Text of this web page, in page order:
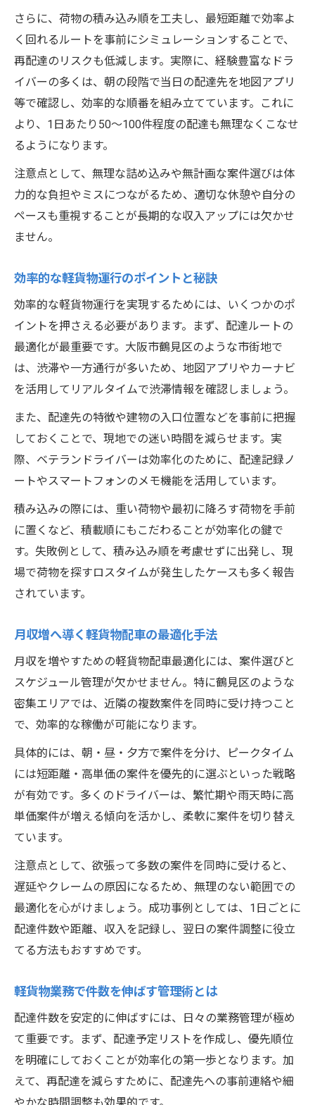
再配達削減に役立つ軽貨物ルート戦略
荷物の積み込み順が効率化へのカギに
軽貨物の積み込み工夫で作業時間を削減
効率的な軽貨物積み込み順の決め方とは
軽貨物配達で迷わない荷物配置のコツ
体力消耗を抑える軽貨物の働き方改革
軽貨物配達で体力負担を減らす働き方
体力温存のための軽貨物運行管理術
軽貨物配達の働きやすさ向上ポイント
未経験から中級者へ軽貨物配達の安定戦略
軽貨物未経験者が安定収入を得るコツ
軽貨物配達で着実に成長する実践ポイント
未経験から始める軽貨物安定稼働の方法
さらに、荷物の積み込み順を工夫し、最短距離で効率よ
く回れるルートを事前にシミュレーションすることで、
再配達のリスクも低減します。実際に、経験豊富なドラ
イバーの多くは、朝の段階で当日の配達先を地図アプリ
等で確認し、効率的な順番を組み立てています。これに
より、1日あたり50～100件程度の配達も無理なくこなせ
るようになります。
注意点として、無理な詰め込みや無計画な案件選びは体
力的な負担やミスにつながるため、適切な休憩や自分の
ペースも重視することが長期的な収入アップには欠かせ
ません。
効率的な軽貨物運行のポイントと秘訣
効率的な軽貨物運行を実現するためには、いくつかのポ
イントを押さえる必要があります。まず、配達ルートの
最適化が最重要です。大阪市鶴見区のような市街地で
は、渋滞や一方通行が多いため、地図アプリやカーナビ
を活用してリアルタイムで渋滞情報を確認しましょう。
また、配達先の特徴や建物の入口位置などを事前に把握
しておくことで、現地での迷い時間を減らせます。実
際、ベテランドライバーは効率化のために、配達記録ノ
ートやスマートフォンのメモ機能を活用しています。
積み込みの際には、重い荷物や最初に降ろす荷物を手前
に置くなど、積載順にもこだわることが効率化の鍵で
す。失敗例として、積み込み順を考慮せずに出発し、現
場で荷物を探すロスタイムが発生したケースも多く報告
されています。
月収増へ導く軽貨物配車の最適化手法
月収を増やすための軽貨物配車最適化には、案件選びと
スケジュール管理が欠かせません。特に鶴見区のような
密集エリアでは、近隣の複数案件を同時に受け持つこと
で、効率的な稼働が可能になります。
具体的には、朝・昼・夕方で案件を分け、ピークタイム
には短距離・高単価の案件を優先的に選ぶといった戦略
が有効です。多くのドライバーは、繁忙期や雨天時に高
単価案件が増える傾向を活かし、柔軟に案件を切り替え
ています。
注意点として、欲張って多数の案件を同時に受けると、
遅延やクレームの原因になるため、無理のない範囲での
最適化を心がけましょう。成功事例としては、1日ごとに
配達件数や距離、収入を記録し、翌日の案件調整に役立
てる方法もおすすめです。
軽貨物業務で件数を伸ばす管理術とは
配達件数を安定的に伸ばすには、日々の業務管理が極め
て重要です。まず、配達予定リストを作成し、優先順位
を明確にしておくことが効率化の第一歩となります。加
えて、再配達を減らすために、配達先への事前連絡や細